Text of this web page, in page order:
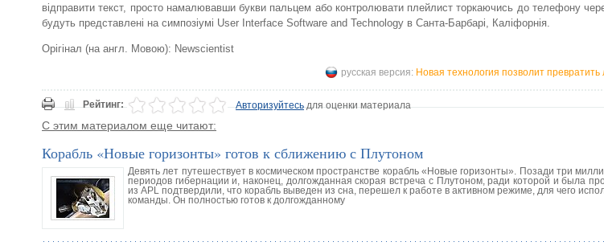
відправити текст, просто намалювавши букви пальцем або контролювати плейлист торкаючись до телефону
будуть представлені на симпозіумі User Interface Software and Technology в Санта-Барбарі, Каліфорнія.
Орігінал (на англ. Мовою): Newscientist
русская версия: Новая технология позволит
Рейтинг: Авторизуйтесьдля оценки материала
С этим материалом еще читают:
Корабль «Новые горизонты» готов к сближению с Плутоном
Девять лет путешествует в космическом пространстве корабль «Новые горизонты». Позади три
периодов гибернации и, наконец, долгожданная скорая встреча с Плутоном, ради которой и была
из APL подтвердили, что корабль выведен из сна, перешел к работе в активном режиме, для чего
команды. Он полностью готов к долгожданному